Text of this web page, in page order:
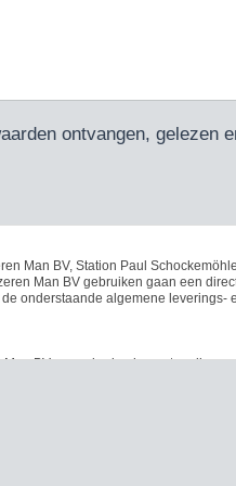
ontvangen, gelezen
Man BV, Station Paul
Man BV gebruiken gaan een
onderstaande algemene leverings-
BV aangeboden hengsten
de gewenste hengst staande